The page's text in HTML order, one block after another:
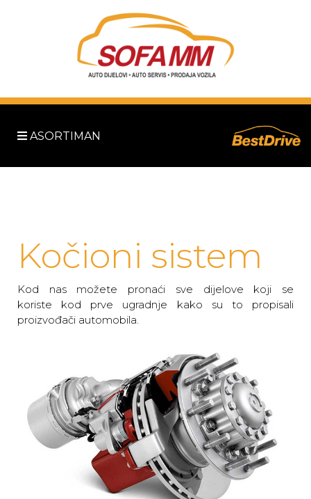
ASORTIMAN
Kočioni sistem
Kod nas možete pronaći sve dijelove koji se
koriste kod prve ugradnje kako su to propisali
proizvođači automobila.